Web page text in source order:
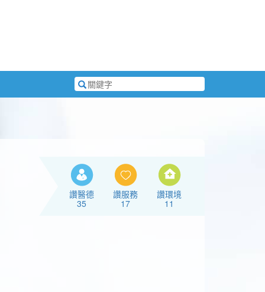
搜
尋
讚醫德
35
讚服務
17
讚環境
11